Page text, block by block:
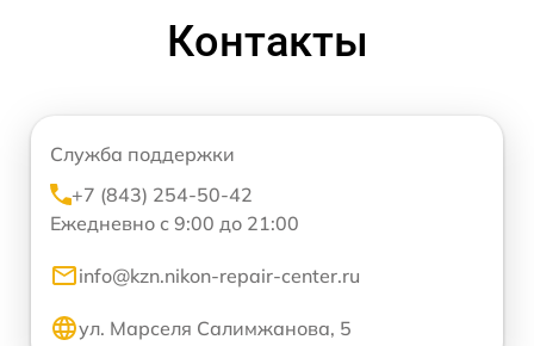
Контакты
Служба поддержки
+7 (843) 254-50-42
Ежедневно с 9:00 до 21:00
info@kzn.nikon-repair-center.ru
ул. Марселя Салимжанова, 5